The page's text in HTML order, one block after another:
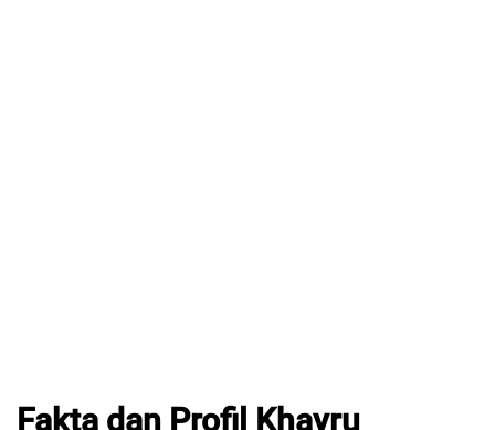
Fakta dan Profil Khayru